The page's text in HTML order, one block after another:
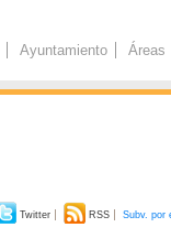
Ayuntamiento Áreas
Twitter RSS Subv. por